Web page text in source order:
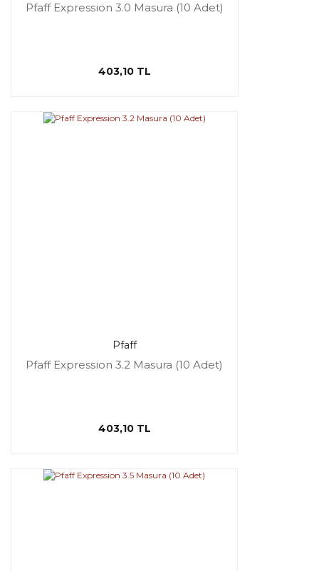
Pfaff Expression 3.0 Masura (10 Adet)
403,10 TL
Pfaff
Pfaff Expression 3.2 Masura (10 Adet)
403,10 TL